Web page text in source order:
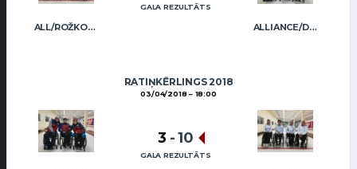
ALL/ROŽKOVA ALLIANCE/DIMBOVSKIS
GALA REZULTĀTS
RATIŅKĒRLINGS 2018
03/04/2018 18:00
3 - 10
GALA REZULTĀTS